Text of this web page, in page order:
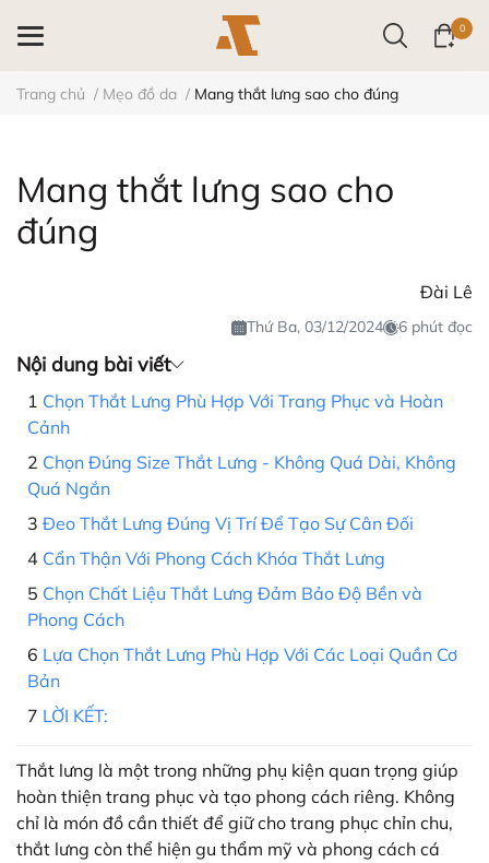
0
Trang chủ / Mẹo đồ da / Mang thắt lưng sao cho đúng
Mang thắt lưng sao cho
đúng
Đài Lê
Thứ Ba, 03/12/2024 6 phút đọc
Nội dung bài viết
Chọn Thắt Lưng Phù Hợp Với Trang Phục và Hoàn
Cảnh
Chọn Đúng Size Thắt Lưng - Không Quá Dài, Không
Quá Ngắn
Đeo Thắt Lưng Đúng Vị Trí Để Tạo Sự Cân Đối
Cẩn Thận Với Phong Cách Khóa Thắt Lưng
Chọn Chất Liệu Thắt Lưng Đảm Bảo Độ Bền và
Phong Cách
Lựa Chọn Thắt Lưng Phù Hợp Với Các Loại Quần Cơ
Bản
LỜI KẾT:
Thắt lưng là một trong những phụ kiện quan trọng giúp
hoàn thiện trang phục và tạo phong cách riêng. Không
chỉ là món đồ cần thiết để giữ cho trang phục chỉn chu,
thắt lưng còn thể hiện gu thẩm mỹ và phong cách cá